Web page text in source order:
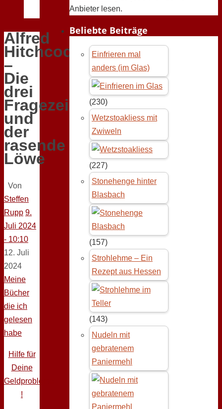
Alfred
Hitchcock
–
Die
drei
Fragezeichen
und
der
rasende
Löwe
Von
Steffen
Rupp 9.
Juli 2024
- 10:10
12. Juli
2024
Meine
Bücher
die ich
gelesen
habe
Hilfe für
Deine
Geldprobleme
!
Anbieter lesen.
Beliebte Beiträge
Einfrieren mal
anders (im Glas)
(230)
Wetzstoakliess mit
Zwiweln
(227)
Stonehenge hinter
Blasbach
(157)
Strohlehme – Ein
Rezept aus Hessen
(143)
Nudeln mit
gebratenem
Paniermehl